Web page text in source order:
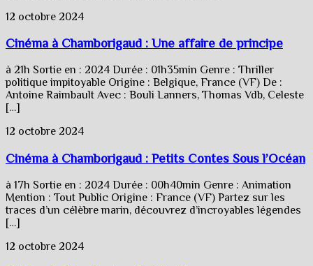
12 octobre 2024
Cinéma à Chamborigaud : Une affaire de principe
à 21h Sortie en : 2024 Durée : 01h35min Genre : Thriller
politique impitoyable Origine : Belgique, France (VF) De :
Antoine Raimbault Avec : Bouli Lanners, Thomas Vdb, Celeste
[…]
12 octobre 2024
Cinéma à Chamborigaud : Petits Contes Sous l’Océan
à 17h Sortie en : 2024 Durée : 00h40min Genre : Animation
Mention : Tout Public Origine : France (VF) Partez sur les
traces d’un célèbre marin, découvrez d’incroyables légendes
[…]
12 octobre 2024